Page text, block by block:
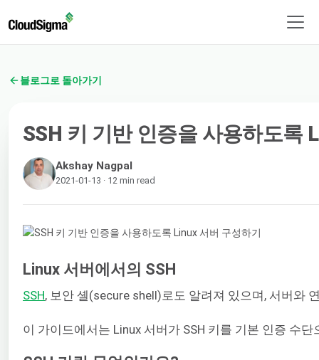
블로그로 돌아가기
SSH 키 기반 인증을 사용하도록
Akshay Nagpal
2021-01-13 · 12 min read
Linux 서버에서의 SSH
SSH, 보안 셸(secure shell)로도 알려져 있으며, 서버와
이 가이드에서는 Linux 서버가 SSH 키를 기본 인증 수